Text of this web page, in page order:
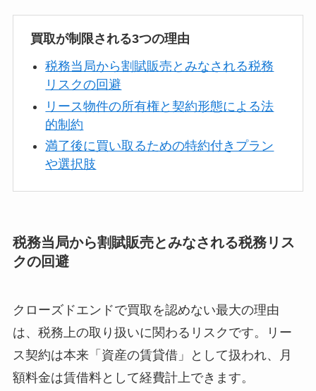
買取が制限される3つの理由
税務当局から割賦販売とみなされる税務
リスクの回避
リース物件の所有権と契約形態による法
的制約
満了後に買い取るための特約付きプラン
や選択肢
税務当局から割賦販売とみなされる税務リス
クの回避
クローズドエンドで買取を認めない最大の理由
は、税務上の取り扱いに関わるリスクです。リー
ス契約は本来「資産の賃貸借」として扱われ、月
額料金は賃借料として経費計上できます。